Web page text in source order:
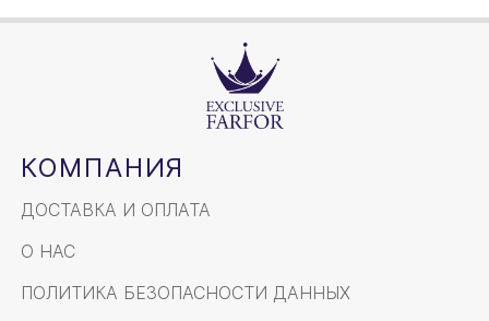
КОМПАНИЯ
ДОСТАВКА И ОПЛАТА
О НАС
ПОЛИТИКА БЕЗОПАСНОСТИ ДАННЫХ